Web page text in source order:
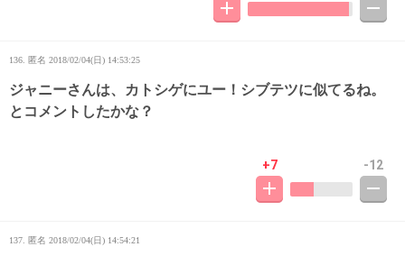
136. 匿名 2018/02/04(日) 14:53:25
ジャニーさんは、カトシゲにユー！シブテツに似てるね。
とコメントしたかな？
+7 -12
137. 匿名 2018/02/04(日) 14:54:21